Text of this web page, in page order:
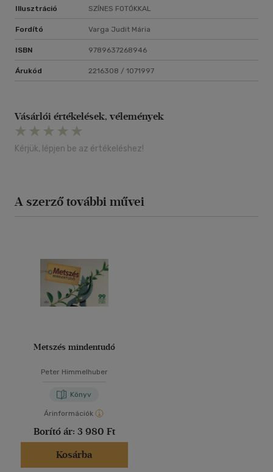
Illusztráció SZÍNES FOTÓKKAL
Fordító Varga Judit Mária
ISBN 9789637268946
Árukód 2216308 / 1071997
Vásárlói értékelések, vélemények
Kérjük, lépjen be az értékeléshez!
A szerző további művei
Metszés mindentudó
Peter Himmelhuber
Könyv
Árinformációk
Borító ár: 3 980 Ft
Kosárba